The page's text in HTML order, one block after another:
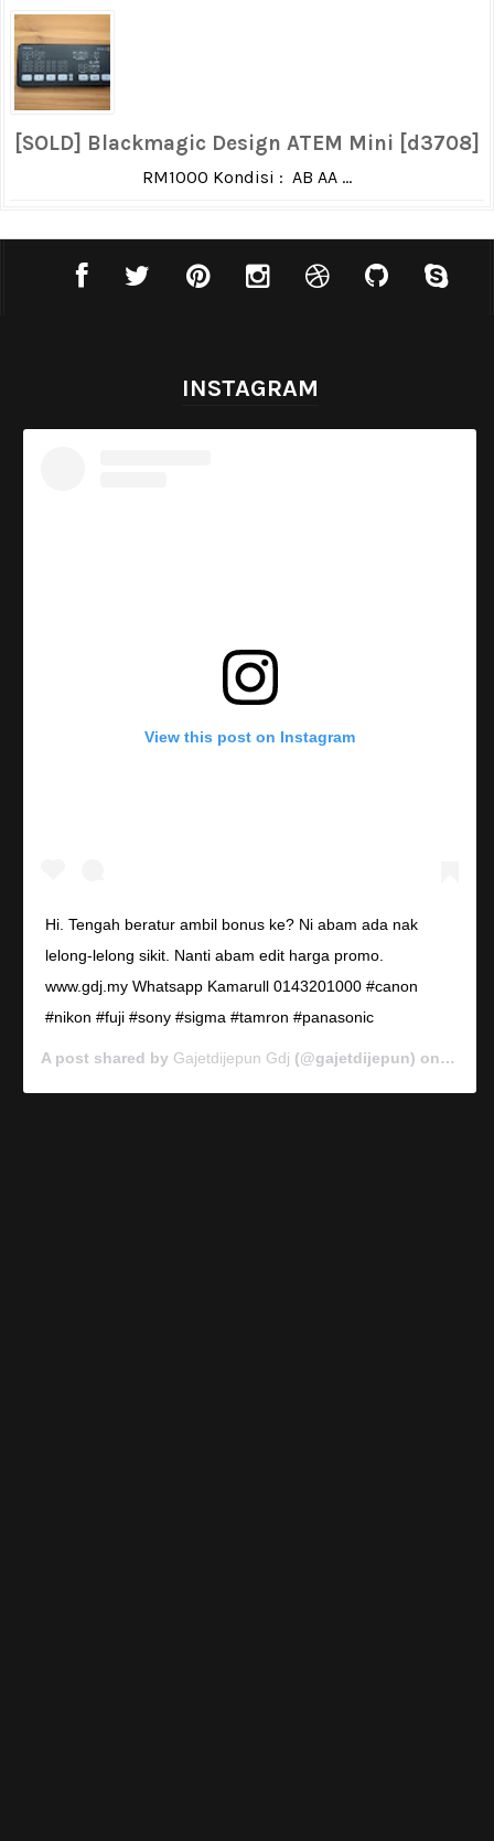
[SOLD] Blackmagic Design ATEM Mini [d3708]
RM1000 Kondisi : AB AA ...
INSTAGRAM
View this post on Instagram
Hi. Tengah beratur ambil bonus ke? Ni abam ada nak
lelong-lelong sikit. Nanti abam edit harga promo.
www.gdj.my Whatsapp Kamarull 0143201000 #canon
#nikon #fuji #sony #sigma #tamron #panasonic
A post shared by Gajetdijepun Gdj (@gajetdijepun) on Jan 7,